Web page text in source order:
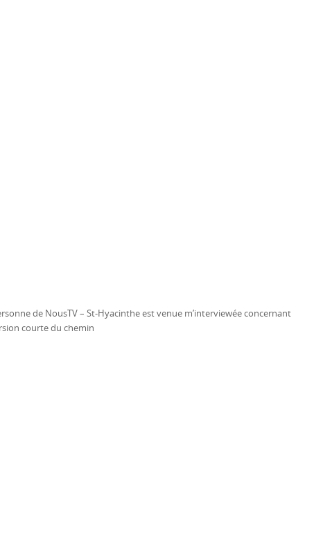
de NousTV – St-Hyacinthe est venue m’interviewée concernant
courte du chemin